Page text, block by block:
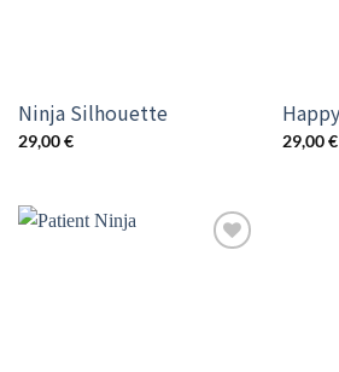
Ninja Silhouette
29,00€ 29,00€